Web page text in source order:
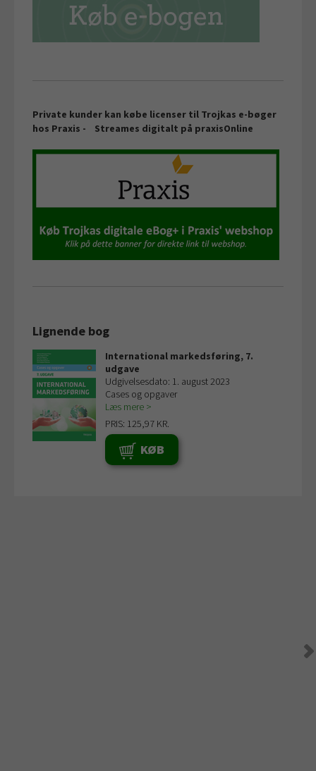
Private kunder kan købe licenser til Trojkas e-bøger
hos Praxis -
Streames digitalt på praxisOnline
Lignende bog
International markedsføring, 7.
udgave
Udgivelsesdato: 1. august 2023
Cases og opgaver
Læs mere
PRIS: 125,97 KR.
KØB